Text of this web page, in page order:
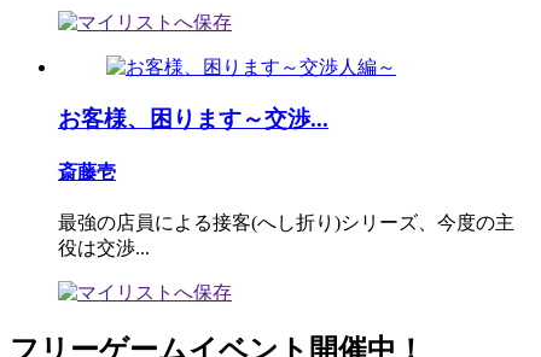
お客様、困ります～交渉...
斎藤壱
最強の店員による接客(へし折り)シリーズ、今度の主
役は交渉...
フリーゲームイベント開催中！